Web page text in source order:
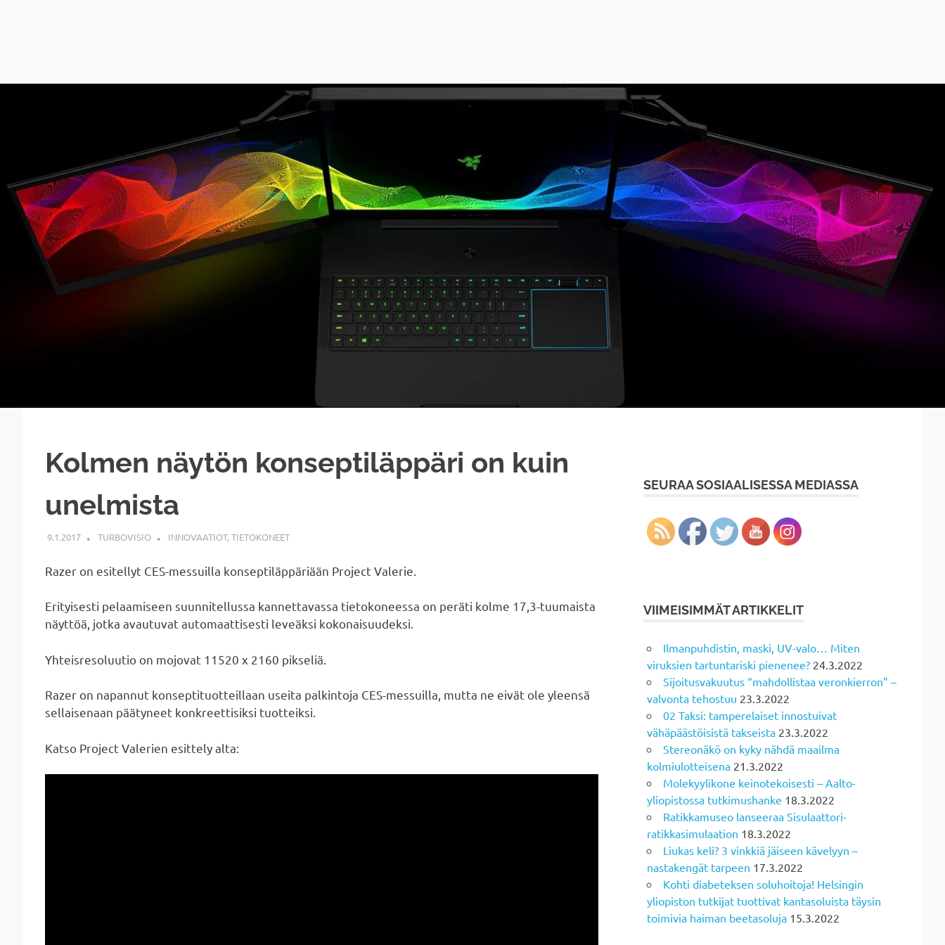
Kolmen näytön konseptiläppäri on kuin
unelmista
9.1.2017 TURBOVISIO INNOVAATIOT,TIETOKONEET
Razer on esitellyt CES-messuilla konseptiläppäriään Project Valerie.
Erityisesti pelaamiseen suunnitellussa kannettavassa tietokoneessa on peräti kolme 17,3-tuumaista
näyttöä, jotka avautuvat automaattisesti leveäksi kokonaisuudeksi.
Yhteisresoluutio on mojovat 11520 x 2160 pikseliä.
Razer on napannut konseptituotteillaan useita palkintoja CES-messuilla, mutta ne eivät ole yleensä
sellaisenaan päätyneet konkreettisiksi tuotteiksi.
Katso Project Valerien esittely alta:
SEURAA SOSIAALISESSA MEDIASSA
VIIMEISIMMÄT ARTIKKELIT
Ilmanpuhdistin, maski, UV-valo… Miten
viruksien tartuntariski pienenee? 24.3.2022
Sijoitusvakuutus “mahdollistaa veronkierron” –
valvonta tehostuu 23.3.2022
02 Taksi: tamperelaiset innostuivat
vähäpäästöisistä takseista 23.3.2022
Stereonäkö on kyky nähdä maailma
kolmiulotteisena 21.3.2022
Molekyylikone keinotekoisesti – Aalto-
yliopistossa tutkimushanke 18.3.2022
Ratikkamuseo lanseeraa Sisulaattori-
ratikkasimulaation 18.3.2022
Liukas keli? 3 vinkkiä jäiseen kävelyyn –
nastakengät tarpeen 17.3.2022
Kohti diabeteksen soluhoitoja! Helsingin
yliopiston tutkijat tuottivat kantasoluista täysin
toimivia haiman beetasoluja 15.3.2022